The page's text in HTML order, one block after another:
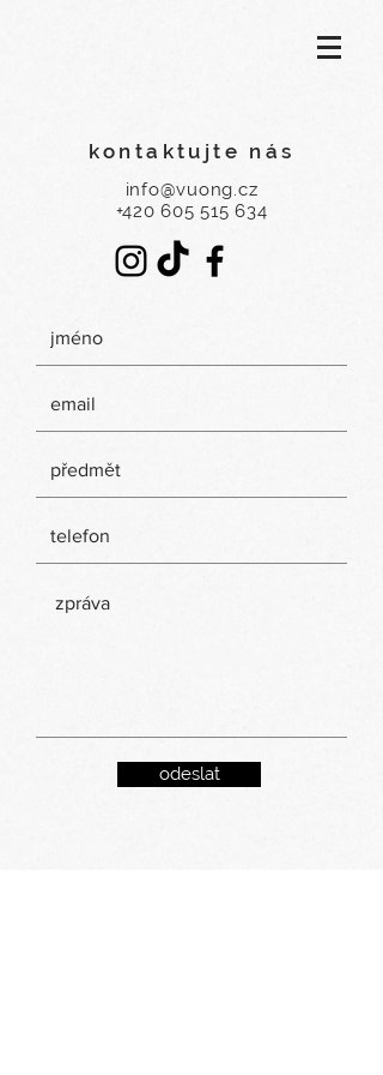
kontaktujte nás
info@vuong.cz
+420 605 515 634
odeslat